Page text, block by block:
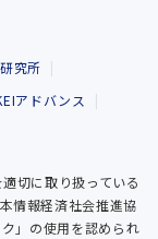
究所
アドバンス
切に取り扱っている
情報経済社会推進協
」の使用を認められ